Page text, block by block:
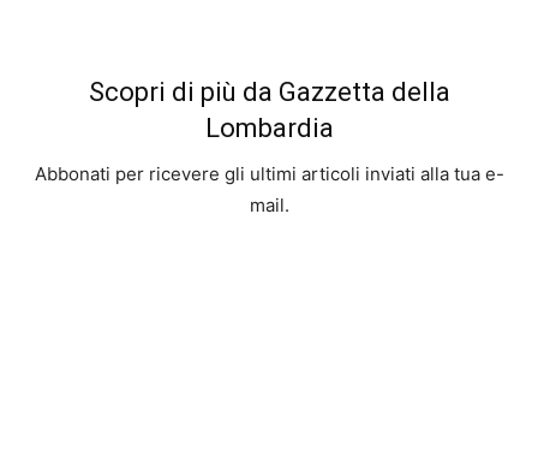
Scopri di più da Gazzetta della
Lombardia
Abbonati per ricevere gli ultimi articoli inviati alla tua e-
mail.